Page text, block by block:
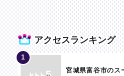
アクセスランキング
宮城県富谷市のス